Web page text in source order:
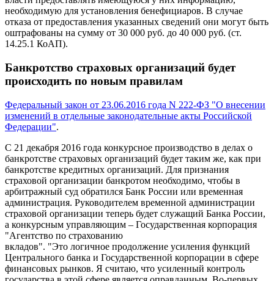
необходимую для установления бенефициаров. В случае
отказа от предоставления указанных сведений они могут быть
оштрафованы на сумму от 30 000 руб. до 40 000 руб. (ст.
14.25.1 КоАП).
Банкротство страховых организаций будет
происходить по новым правилам
Федеральный закон от 23.06.2016 года N 222-ФЗ "О внесении
изменений в отдельные законодательные акты Российской
Федерации".
С 21 декабря 2016 года конкурсное производство в делах о
банкротстве страховых организаций будет таким же, как при
банкротстве кредитных организаций. Для признания
страховой организации банкротом необходимо, чтобы в
арбитражный суд обратился Банк России или временная
администрация. Руководителем временной администрации
страховой организации теперь будет служащий Банка России,
а конкурсным управляющим – Государственная корпорация
"Агентство по страхованию
вкладов". "Это логичное продолжение усиления функций
Центрального банка и Государственной корпорации в сфере
финансовых рынков. Я считаю, что усиленный контроль